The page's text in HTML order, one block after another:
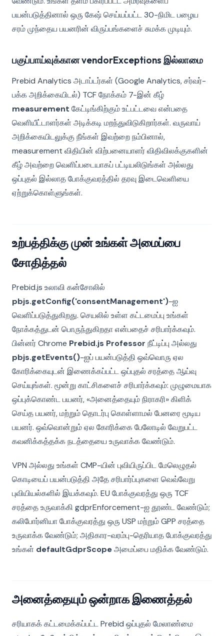
பயன்படுத்தினால் ஒரு கேஷ் செய்யப்பட்ட 30-நிமிட பழைய
சரம் முந்தைய பயனரின் விருப்பங்களைச் சுமக்க முடியும்.
பகுப்பாய்வுக்கான vendorExceptions இல்லாமை
Prebid Analytics அடாப்டர்கள் (Google Analytics, சர்வர்-
பக்க அறிக்கையிடல்) TCF நோக்கம் 7-இன் கீழ்
measurement கேட்டிங்கிற்கும் உட்பட்டவை என்பதை
வெளியீட்டாளர்கள் அடிக்கடி மறந்துவிடுகிறார்கள். வருவாய்
அறிக்கையிடலுக்கு நீங்கள் இவற்றை நம்பினால்,
measurement விதியின் விற்பனையாளர் விதிவிலக்குகளின்
கீழ் அவற்றை வெளிப்படையாகப் பட்டியலிடுங்கள் அல்லது
ஒப்புதல் இல்லாத போக்குவரத்தில் தரவு இடைவெளியை
ஏற்றுக்கொள்ளுங்கள்.
உற்பத்திக்கு முன் உங்கள் அமைப்பை
சோதித்தல்
Prebid.js உலாவி கன்சோலில்
pbjs.getConfig('consentManagement')-ஐ
வெளிப்படுத்துகிறது. செயலில் உள்ள கட்டமைப்பு உங்கள்
நோக்கத்துடன் பொருந்துகிறதா என்பதைச் சரிபார்க்கவும்.
பின்னர் Chrome Prebid.js Professor நீட்டிப்பு அல்லது
pbjs.getEvents()-ஐப் பயன்படுத்தி ஒவ்வொரு ஏல
கோரிக்கையுடன் இணைக்கப்பட்ட ஒப்புதல் சரத்தை ஆய்வு
செய்யுங்கள். மூன்று காட்சிகளைச் சரிபார்க்கவும்: முழுமையாக
ஒப்புக்கொண்ட பயனர், «அனைத்தையும் நிராகரி» கிளிக்
செய்த பயனர், மற்றும் தொடர்பு கொள்ளாமல் பேனரை மூடிய
பயனர். ஒவ்வொன்றும் ஏல கோரிக்கை பேலோடில் வேறுபட்ட
கவனிக்கத்தக்க நடத்தையை உருவாக்க வேண்டும்.
VPN அல்லது உங்கள் CMP-யின் புவியிருப்பிட மேலெழுதல்
கொடியைப் பயன்படுத்தி அதே சரிபார்ப்புகளை வெவ்வேறு
புவியியல்களில் இயக்கவும். EU போக்குவரத்து ஒரு TCF
சரத்தை உருவாக்கி gdprEnforcement-ஐ தூண்ட வேண்டும்;
கலிபோர்னியா போக்குவரத்து ஒரு USP மற்றும் GPP சரத்தை
உருவாக்க வேண்டும்; அதிகார-வரம்பு-தெரியாத போக்குவரத்து
உங்கள் defaultGdprScopeஅமைப்பை மதிக்க வேண்டும்.
அனைத்தையும் ஒன்றாக இணைத்தல்
சரியாகக் கட்டமைக்கப்பட்ட Prebid ஒப்புதல் மேலாண்மை